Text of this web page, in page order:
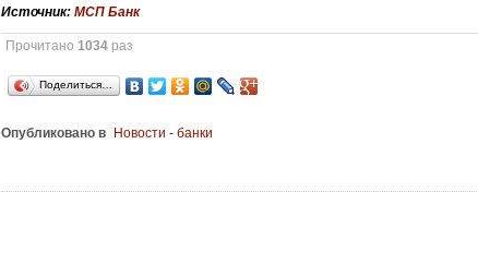
Источник:МСП Банк
Прочитано1034 раз
Поделиться…
Опубликовано в
Новости - банки